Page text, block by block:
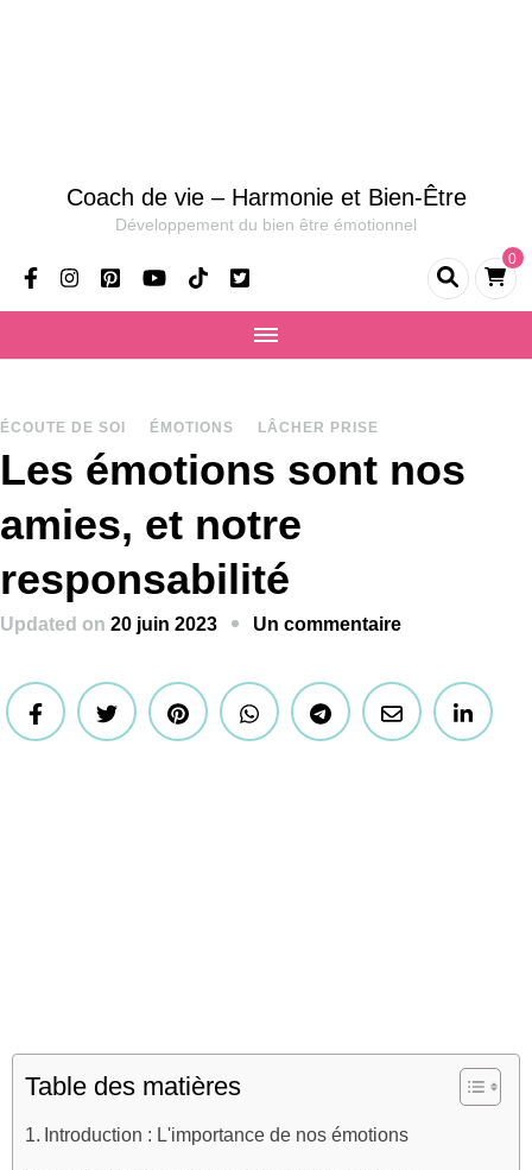
Coach de vie – Harmonie et Bien-Être
Développement du bien être émotionnel
0
ÉCOUTE DE SOI ÉMOTIONS LÂCHER PRISE
Les émotions sont nos
amies, et notre
responsabilité
Updated on 20 juin 2023 Un commentaire
Table des matières
Introduction : L'importance de nos émotions